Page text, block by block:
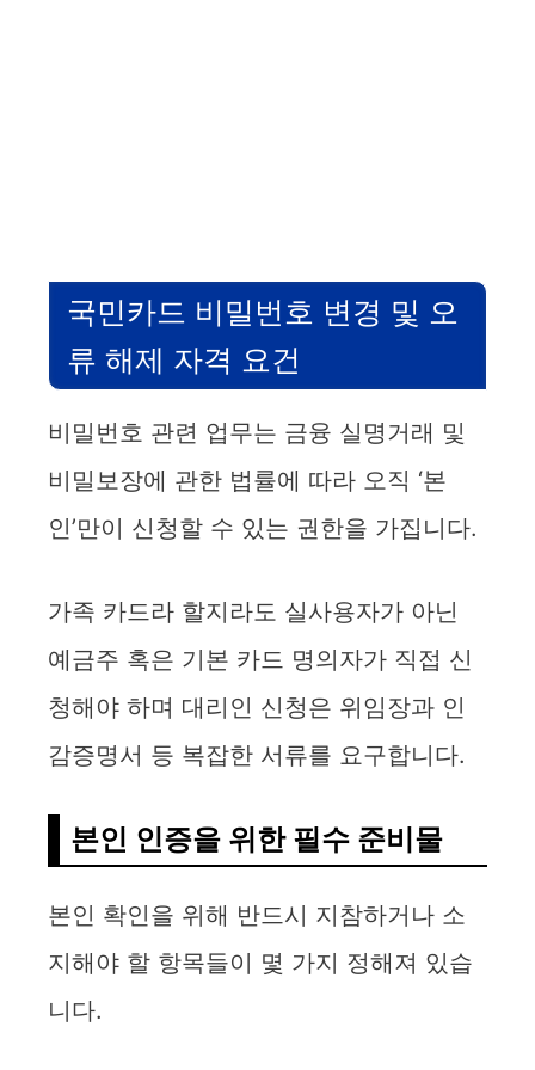
국민카드 비밀번호 변경 및 오
류 해제 자격 요건
비밀번호 관련 업무는 금융 실명거래 및
비밀보장에 관한 법률에 따라 오직 ‘본
인’만이 신청할 수 있는 권한을 가집니다.
가족 카드라 할지라도 실사용자가 아닌
예금주 혹은 기본 카드 명의자가 직접 신
청해야 하며 대리인 신청은 위임장과 인
감증명서 등 복잡한 서류를 요구합니다.
본인 인증을 위한 필수 준비물
본인 확인을 위해 반드시 지참하거나 소
지해야 할 항목들이 몇 가지 정해져 있습
니다.